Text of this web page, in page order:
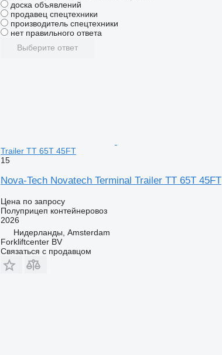
доска объявлений
продавец спецтехники
производитель спецтехники
нет правильного ответа
Выберите ответ
Trailer TT 65T 45FT
15
Nova-Tech Novatech Terminal Trailer TT 65T 45FT
Цена по запросу
Полуприцеп контейнеровоз
2026
Нидерланды, Amsterdam
Forkliftcenter BV
Связаться с продавцом